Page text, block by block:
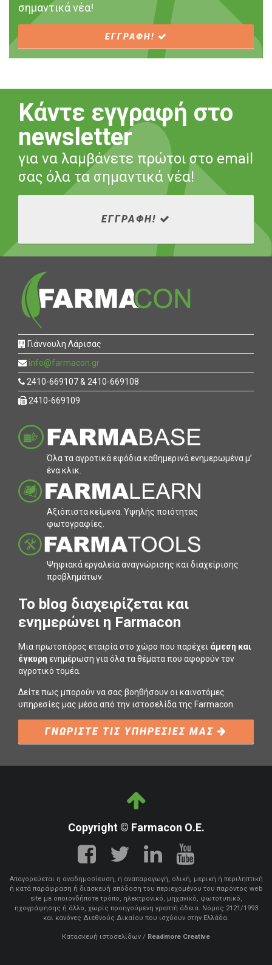
σημαντικά νέα!
ΕΓΓΡΑΦΗ!
Κάντε εγγραφή στο
newsletter
για να λαμβάνετε πρώτοι στο email
σας όλα τα σημαντικά νέα!
ΕΓΓΡΑΦΗ!
Γιάννουλη Λάρισας
info@farmacon.gr
2410-669107 & 2410-669108
2410-669109
Όλα τα αγροτικά εφόδια καθηµερινά ενηµερωµένα µ’
ένα κλικ.
Αξιόπιστα κείµενα. Υψηλής ποιότητας
φωτογραφίες.
Ψηφιακά εργαλεία αναγνώρισης και διαχείρισης
προβληµάτων.
To blog διαχειρίζεται και
ενημερώνει η Farmacon
Μια πρωτοπόρος εταιρία στο χώρο που παρέχει άμεση και
έγκυρη ενημέρωση για όλα τα θέματα που αφορούν τον
αγροτικό τομέα.
Δείτε πως μπορούν να σας βοηθήσουν οι καινοτόμες
υπηρεσίες μας μέσα από την ιστοσελίδα της Farmacon.
ΓΝΩΡΙΣΤΕ ΤΙΣ ΥΠΗΡΕΣΙΕΣ ΜΑΣ
Copyright © Farmacon Ο.Ε.
Απαγορεύεται η αναδημοσίευση, η αναπαραγωγή, ολική, μερική ή περιληπτική
ή κατά παράφραση ή διασκευή απόδοση του περιεχομένου του παρόντος web
site με οποιονδήποτε τρόπο, ηλεκτρονικό, μηχανικό, φωτοτυπικό,
ηχογράφησης ή άλλο, χωρίς προηγούμενη γραπτή άδεια. Νόμος 2121/1993
και κανόνες Διεθνούς Δικαίου που ισχύουν στην Ελλάδα.
Κατασκευή ιστοσελίδων / Readmore Creative